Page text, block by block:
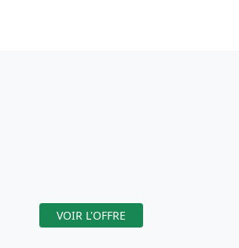
VOIR L'OFFRE